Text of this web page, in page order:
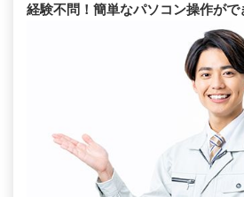
経験不問！簡単なパソコン操作がで